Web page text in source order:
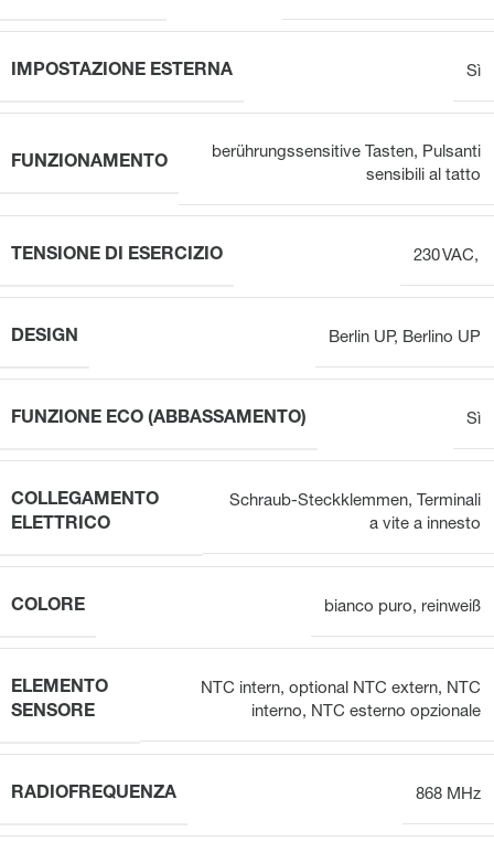
IMPOSTAZIONE ESTERNA Sì
FUNZIONAMENTO
berührungssensitive Tasten, Pulsanti
sensibili al tatto
TENSIONE DI ESERCIZIO 230 VAC,
DESIGN Berlin UP, Berlino UP
FUNZIONE ECO (ABBASSAMENTO) Sì
COLLEGAMENTO
ELETTRICO
Schraub-Steckklemmen, Terminali
a vite a innesto
COLORE bianco puro, reinweiß
ELEMENTO
SENSORE
NTC intern, optional NTC extern, NTC
interno, NTC esterno opzionale
RADIOFREQUENZA 868 MHz